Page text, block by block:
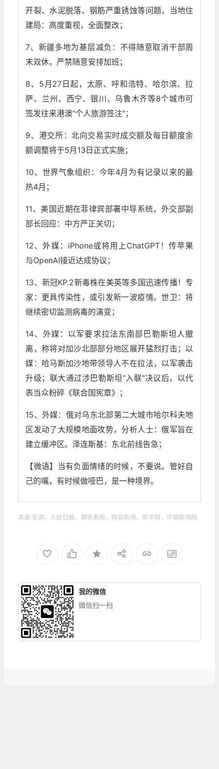
开裂、水泥脱落、钢筋严重锈蚀等问题，当地住
建局：高度重视，全面整改；
7、新疆多地为基层减负：不得随意取消干部周
末双休，严禁随意安排加班；
8、5月27日起，太原、呼和浩特、哈尔滨、拉
萨、兰州、西宁、银川、乌鲁木齐等8个城市可
签发往来港澳"个人旅游签注"；
9、港交所：北向交易实时成交额及每日额度余
额调整将于5月13日正式实施；
10、世界气象组织：今年4月为有记录以来的最
热4月；
11、美国近期在菲律宾部署中导系统，外交部副
部长回应：中方严正关切；
12、外媒：iPhone或将用上ChatGPT！传苹果
与OpenAI接近达成协议；
13、新冠KP.2新毒株在美英等多国迅速传播！专
家：更具传染性，或引发新一波疫情。世卫：将
继续密切监测病毒的演变；
14、外媒：以军要求拉法东南部巴勒斯坦人撤
离，称将对加沙北部部分地区展开猛烈打击；以
媒：哈马斯加沙地带领导人不在拉法，以军袭击
升级；联大通过涉巴勒斯坦"入联"决议后，以代
表当众粉碎《联合国宪章》；
15、外媒：俄对乌东北部第二大城市哈尔科夫地
区发动了大规模地面攻势，分析人士：俄军旨在
建立缓冲区。泽连斯基：东北前线告急；
【微语】当有负面情绪的时候，不要说。管好自
己的嘴，有时候做哑巴，是一种境界。
来源:澎湃、人民日报、腾讯新闻、网易新闻、新华网、中国新闻网
我的微信
微信扫一扫